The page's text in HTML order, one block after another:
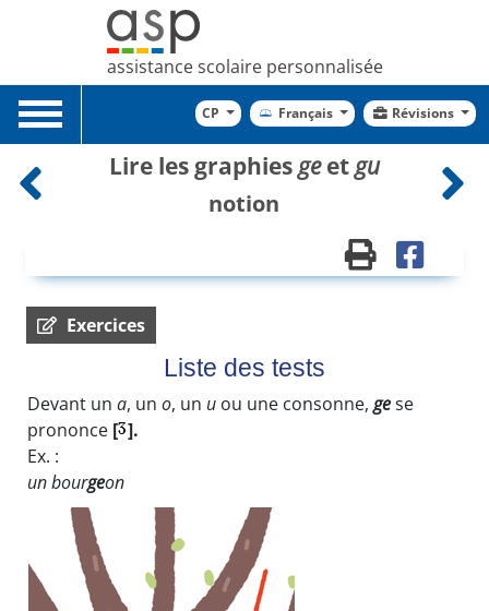
assistance scolaire personnalisée
Toggle
navigation
CP Français Révisions
Lire les graphiesgeetgu
notion
Exercices
Liste des tests
Devant un a, un o, un u ou une consonne, gese
prononce [ ].
Ex. :
un bourgeon